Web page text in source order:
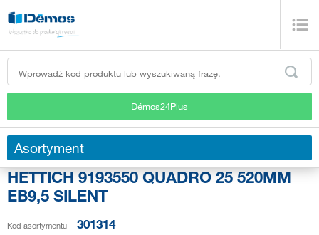
Démos24Plus
Asortyment
HETTICH 9193550 QUADRO 25 520MM
EB9,5 SILENT
Kod asortymentu 301314